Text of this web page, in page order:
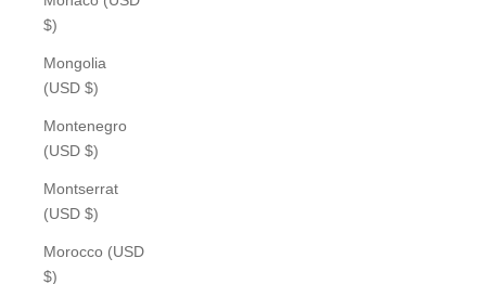
$)
Mongolia
(USD $)
Montenegro
(USD $)
Montserrat
(USD $)
Morocco (USD
$)